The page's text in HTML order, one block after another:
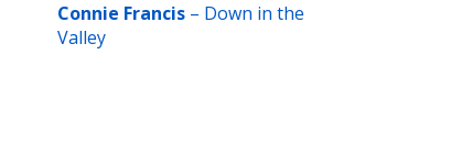
Connie Francis – Down in the
Valley